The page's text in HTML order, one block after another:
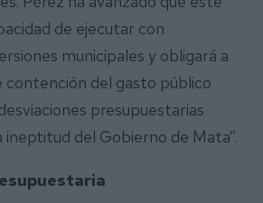
de ejecutar con
municipales y obligará a
contención del gasto público
presupuestarias
ineptitud del Gobierno de Mata”.